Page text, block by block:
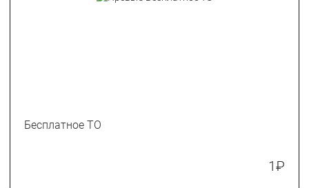
Бесплатное ТО
1₽